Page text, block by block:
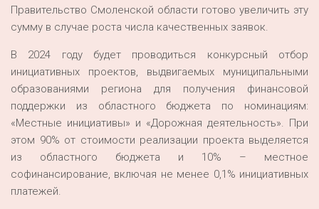
Правительство Смоленской области готово увеличить эту
сумму в случае роста числа качественных заявок.
В 2024 году будет проводиться конкурсный отбор
инициативных проектов, выдвигаемых муниципальными
образованиями региона для получения финансовой
поддержки из областного бюджета по номинациям:
«Местные инициативы» и «Дорожная деятельность». При
этом 90% от стоимости реализации проекта выделяется
из областного бюджета и 10% – местное
софинансирование, включая не менее 0,1% инициативных
платежей.